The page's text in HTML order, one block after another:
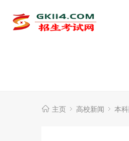
主页 高校新闻 本